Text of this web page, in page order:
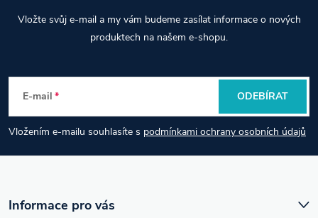
p
a
t
Vložte svůj e-mail a my vám budeme zasílat informace o nových
produktech na našem e-shopu.
E-mail
Vložením e-mailu souhlasíte s podmínkami ochrany osobních údajů
ODEBÍRAT
Informace pro vás